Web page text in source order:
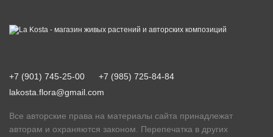
+7 (901) 745-25-00
+7 (985) 725-84-84
lakosta.flora@gmail.com
Все авторские права на материалы сайта принадлежат
авторам и охраняются законом. Перепечатка в других